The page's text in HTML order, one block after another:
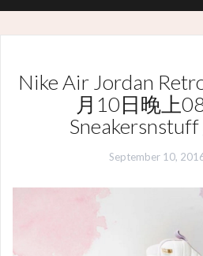
Nike Air Jordan
月10日晚上
September 10,